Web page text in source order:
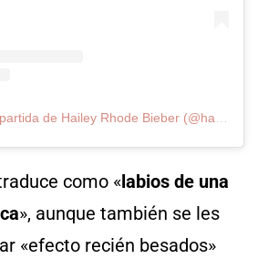
como «labios de una
», aunque también se les
«efecto recién besados»